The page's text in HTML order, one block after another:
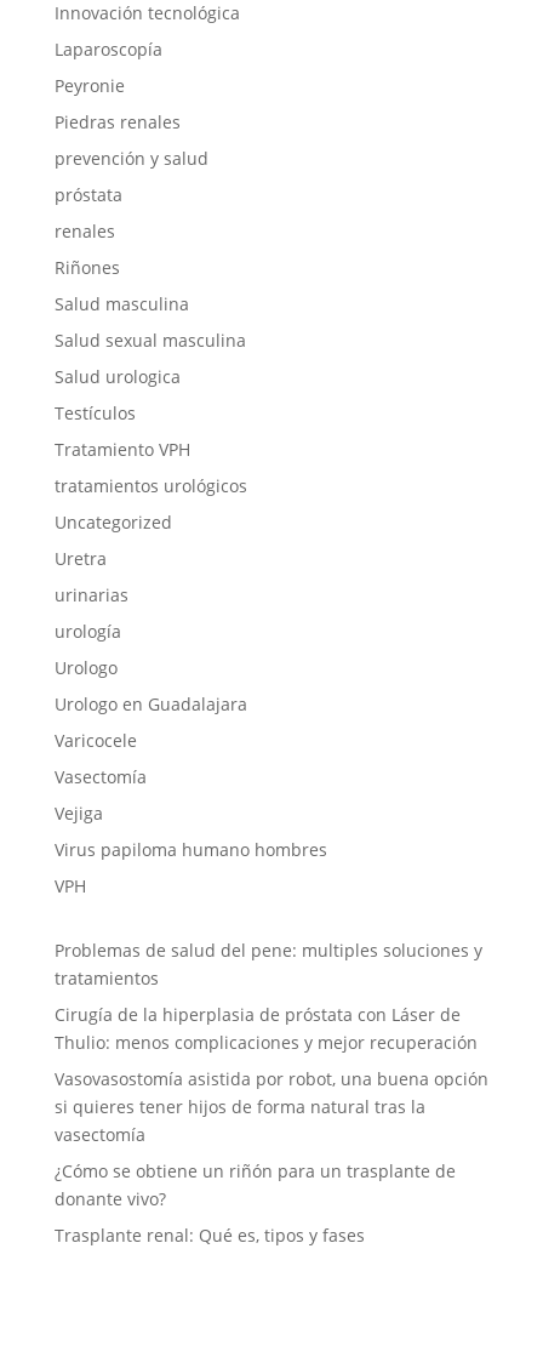
Innovación tecnológica
Laparoscopía
Peyronie
Piedras renales
prevención y salud
próstata
renales
Riñones
Salud masculina
Salud sexual masculina
Salud urologica
Testículos
Tratamiento VPH
tratamientos urológicos
Uncategorized
Uretra
urinarias
urología
Urologo
Urologo en Guadalajara
Varicocele
Vasectomía
Vejiga
Virus papiloma humano hombres
VPH
Problemas de salud del pene: multiples soluciones y
tratamientos
Cirugía de la hiperplasia de próstata con Láser de
Thulio: menos complicaciones y mejor recuperación
Vasovasostomía asistida por robot, una buena opción
si quieres tener hijos de forma natural tras la
vasectomía
¿Cómo se obtiene un riñón para un trasplante de
donante vivo?
Trasplante renal: Qué es, tipos y fases